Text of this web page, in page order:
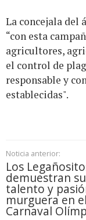
La concejala del
“con esta
agricultores,
el control de
responsable y
establecidas".
Noticia anterior:
Los
demuestran su
talento y
murguera en el
Carnaval